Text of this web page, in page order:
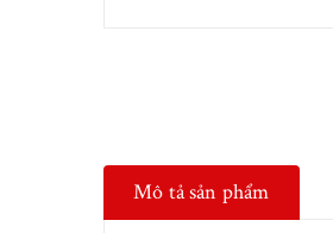
Mô tả sản phẩm